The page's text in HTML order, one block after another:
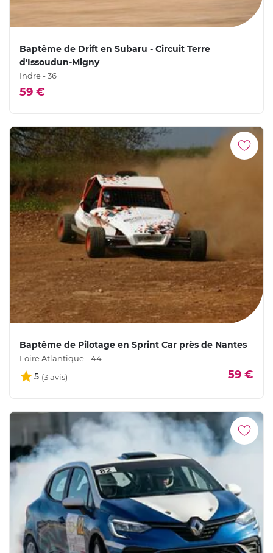
Baptême de Drift en Subaru - Circuit Terre
d'Issoudun-Migny
Indre - 36
59 €
Baptême de Pilotage en Sprint Car près de Nantes
Loire Atlantique - 44
5 59 €